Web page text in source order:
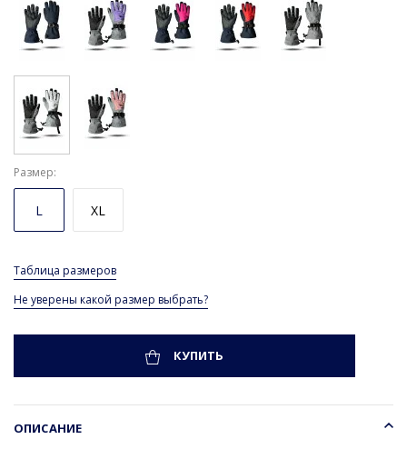
Размер
L XL
Таблица размеров
Не уверены какой размер выбрать?
КУПИТЬ
ОПИСАНИЕ